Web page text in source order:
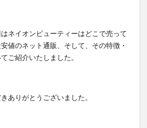
ネイオンビューティーはどこで売って
値のネット通販、そして、その特徴・
ご紹介いたしました。
ありがとうございました。